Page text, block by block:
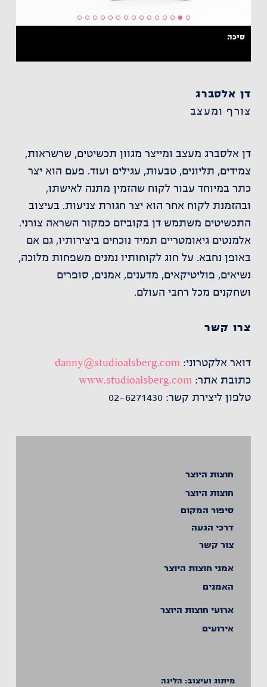
סיכה
דן אלסברג
צורף ומעצב
דן אלסברג מעצב ומייצר מגוון תכשיטים, שרשראות,
צמידים, תליונים, טבעות, עגילים ועוד. פעם הוא יצר
כתר במיוחד עבור לקוח שהזמין מתנה לאישתו,
ובהזמנת לקוח אחר הוא יצר חגורת צניעות. בעיצוב
התכשיטים משתמש דן בקוביזם כמקור השראה צורני.
אלמנטים גיאומטריים תמיד נוכחים ביצירותיו, גם אם
באופן נחבא. על חוג לקוחותיו נמנים משפחות מלוכה,
נשיאים, פוליטיקאים, מדענים, אמנים, סופרים
ושחקנים מכל רחבי העולם.
צרו קשר
דואר אלקטרוני: danny@studioalsberg.com
כתובת אתר: www.studioalsberg.com
טלפון ליצירת קשר: 02-6271430
חוצות היוצר
חוצות היוצר
סיפור המקום
דרכי הגעה
צור קשר
אמני חוצות היוצר
האמנים
ארועי חוצות היוצר
אירועים
מיתוג ועיצוב: הליגה